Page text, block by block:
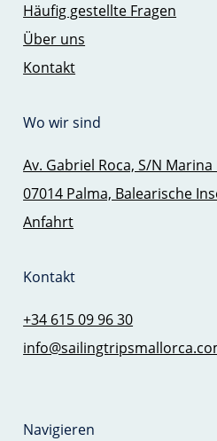
Häufig gestellte Fragen
Über uns
Kontakt
Wo wir sind
Av. Gabriel Roca, S/N
07014 Palma, Balearische
Anfahrt
Kontakt
+34 615 09 96 30
Navigieren